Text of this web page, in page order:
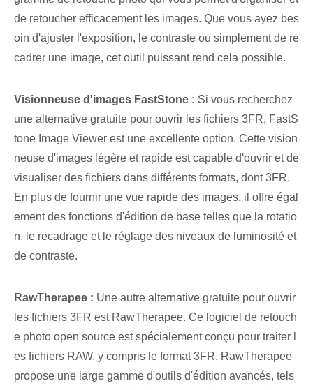
de retoucher efficacement les images. Que vous ayez bes
oin d'ajuster l'exposition, le contraste ou simplement de re
cadrer une image, cet outil puissant rend cela possible.
Visionneuse d'images FastStone : Si vous recherchez
une alternative gratuite pour ouvrir les fichiers 3FR, FastS
tone Image Viewer est une excellente option. Cette vision
neuse d'images légère et rapide est capable d'ouvrir et de
visualiser des fichiers dans différents formats, dont 3FR.
En plus de fournir une vue rapide⁤ des images, il offre égal
ement des fonctions d'édition de base⁤ telles que la rotatio
n, le recadrage et le réglage des niveaux de luminosité et
de contraste.
RawTherapee : Une autre alternative gratuite pour ouvrir
les fichiers 3FR est ⁤RawTherapee. Ce logiciel de retouch
e photo open source est spécialement conçu pour traiter l
es fichiers RAW, y compris le format 3FR. RawTherapee
propose une large gamme d'outils d'édition avancés, tels